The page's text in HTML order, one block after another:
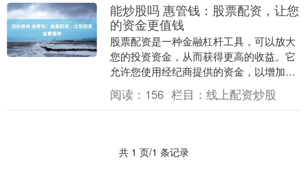
能炒股吗 惠管钱：股票配资，让您
的资金更值钱
股票配资是一种金融杠杆工具，可以放大
您的投资资金，从而获得更高的收益。它
允许您使用经纪商提供的资金，以增加您
的股票投资规模。 * **低风险：**由于投资
者不需....
阅读： 156 栏目： 线上配资炒股
共 1 页/1 条记录